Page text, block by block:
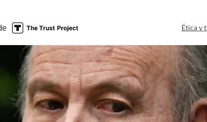
Ética y